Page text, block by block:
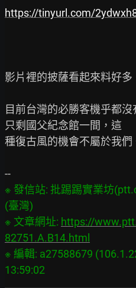
https://tinyurl.com/
影片裡的披薩看起來料好多
目前台灣的必勝客機乎都
只剩國父紀念館一間，這
種復古風的機會不屬於我們
※ 發信站: 批踢踢實業坊
(臺灣)
※ 文章網址: https://
82751.A.B14.html
※ 編輯: a27588679